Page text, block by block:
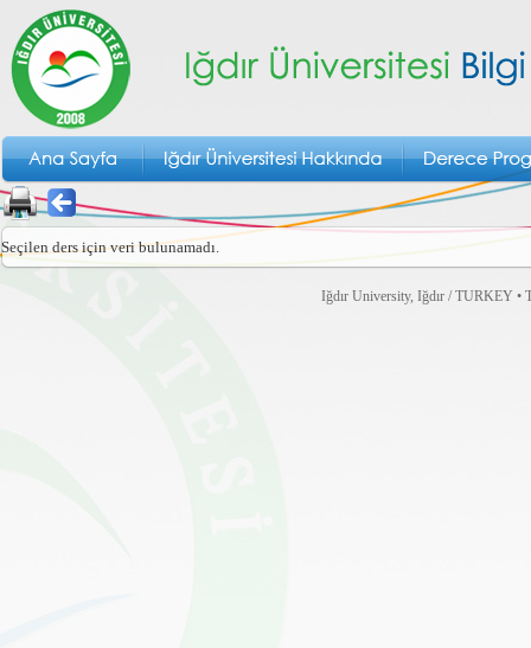
Seçilen ders için veri bulunamadı.
Iğdır University, Iğdır / TURKEY •